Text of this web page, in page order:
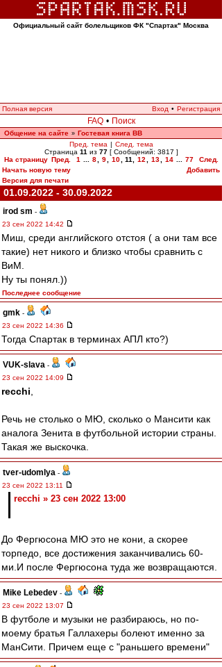
Официальный сайт болельщиков ФК "Спартак" Москва
Полная версия Вход • Регистрация
FAQ • Поиск
Общение на сайте » Гостевая книга ВВ
Пред. тема | След. тема
Страница 11 из 77[ Сообщений: 3817 ]
На страницу Пред. 1 8 9 10 11 12 13 14 77
След.
Начать новую тему
Добавить
Версия для печати
01.09.2022 - 30.09.2022
irod sm -
23 сен 2022 14:42
Миш, среди английского отстоя ( а они там все
такие) нет никого и близко чтобы сравнить с
ВиМ.
Ну ты понял.))
Последнее сообщение
gmk -
23 сен 2022 14:36
Тогда Спартак в терминах АПЛ кто?)
VUK-slava -
23 сен 2022 14:09
recchi
Речь не столько о МЮ, сколько о Мансити как
аналога Зенита в футбольной истории страны.
Такая же выскочка.
tver-udomlya -
23 сен 2022 13:11
recchi » 23 сен 2022 13:00
До Фергюсона МЮ это не кони, а скорее
торпедо, все достижения заканчивались 60-
ми.И после Фергюсона туда же возвращаются.
Mike Lebedev -
23 сен 2022 13:07
В футболе и музыки не разбираюсь, но по-
моему братья Галлахеры болеют именно за
МанСити. Причем еще с "раньшего времени"